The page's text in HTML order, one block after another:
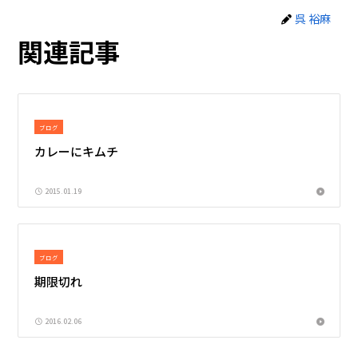
呉 裕麻
関連記事
ブログ
カレーにキムチ
2015.01.19
ブログ
期限切れ
2016.02.06